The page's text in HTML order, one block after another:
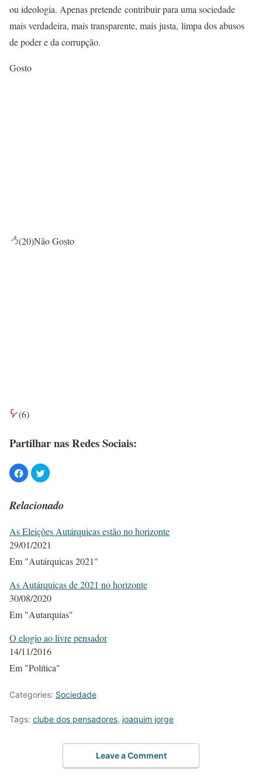
ou ideologia. Apenas pretende contribuir para uma sociedade
mais verdadeira, mais transparente, mais justa, limpa dos abusos
de poder e da corrupção.
Gosto
(20)Não Gosto
(6)
Partilhar nas Redes Sociais:
Relacionado
As Eleições Autárquicas estão no horizonte
29/01/2021
Em "Autárquicas 2021"
As Autárquicas de 2021 no horizonte
30/08/2020
Em "Autarquias"
O elogio ao livre pensador
14/11/2016
Em "Política"
Categories: Sociedade
Tags: clube dos pensadores, joaquim jorge
Leave a Comment